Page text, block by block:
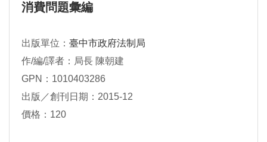
消費問題彙編
出版單位： 臺中市政府法制局
作/編/譯者：局長 陳朝建
GPN：1010403286
出版／創刊日期：2015-12
價格：120